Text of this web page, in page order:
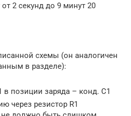
2 секунд до 9 минут 20
схемы (он аналогичен
в разделе):
в позиции заряда – конд. C1
через резистор R1